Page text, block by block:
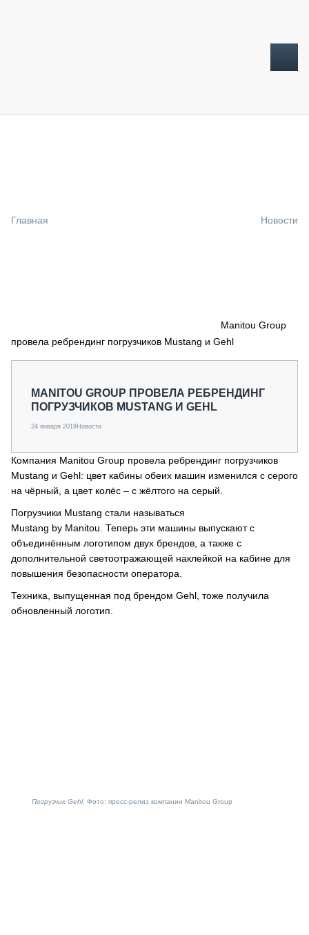
СПЕЦПРОЕКТЫ
О ПРОЕКТЕ
Главная Новости
Manitou Group
провела ребрендинг погрузчиков Mustang и Gehl
MANITOU GROUP ПРОВЕЛА РЕБРЕНДИНГ
ПОГРУЗЧИКОВ MUSTANG И GEHL
24 января 2019Новости
Компания Manitou Group провела ребрендинг погрузчиков
Mustang и Gehl: цвет кабины обеих машин изменился с серого
на чёрный, а цвет колёс – с жёлтого на серый.
Погрузчики Mustang стали называться
Mustang by Manitou. Теперь эти машины выпускают с
объединённым логотипом двух брендов, а также с
дополнительной светоотражающей наклейкой на кабине для
повышения безопасности оператора.
Техника, выпущенная под брендом Gehl, тоже получила
обновленный логотип.
Погрузчик Gehl. Фото: пресс-релиз компании Manitou Group